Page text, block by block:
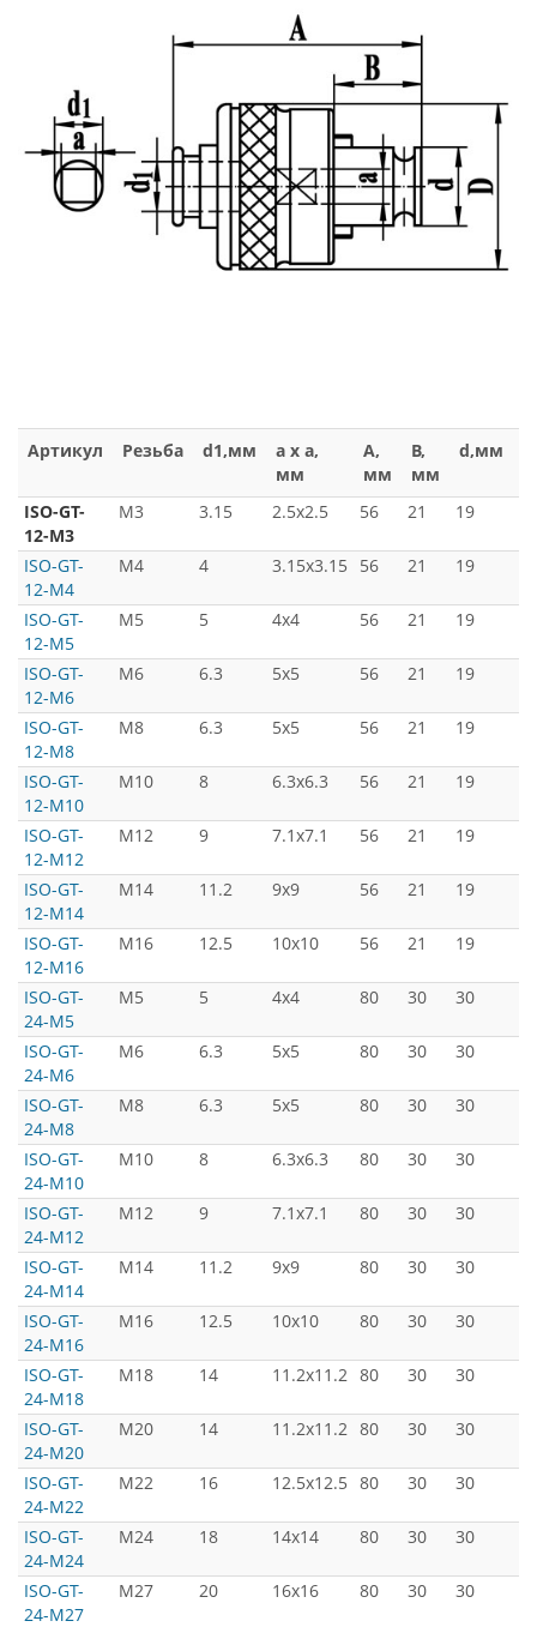
Артикул Резьба d1,мм
a x a,
мм
A,
мм
B,
мм
d,мм
ISO-GT-
12-M3
М3 3.15 2.5x2.5 56 21 19
ISO-GT-
12-M4
M4 4 3.15x3.15 56 21 19
ISO-GT-
12-M5
M5 5 4x4 56 21 19
ISO-GT-
12-M6
M6 6.3 5x5 56 21 19
ISO-GT-
12-M8
M8 6.3 5x5 56 21 19
ISO-GT-
12-M10
M10 8 6.3x6.3 56 21 19
ISO-GT-
12-M12
M12 9 7.1x7.1 56 21 19
ISO-GT-
12-M14
M14 11.2 9x9 56 21 19
ISO-GT-
12-M16
M16 12.5 10x10 56 21 19
ISO-GT-
24-M5
M5 5 4x4 80 30 30
ISO-GT-
24-M6
M6 6.3 5x5 80 30 30
ISO-GT-
24-M8
M8 6.3 5x5 80 30 30
ISO-GT-
24-M10
M10 8 6.3x6.3 80 30 30
ISO-GT-
24-M12
M12 9 7.1x7.1 80 30 30
ISO-GT-
24-M14
M14 11.2 9x9 80 30 30
ISO-GT-
24-M16
M16 12.5 10x10 80 30 30
ISO-GT-
24-M18
M18 14 11.2x11.2 80 30 30
ISO-GT-
24-M20
M20 14 11.2x11.2 80 30 30
ISO-GT-
24-M22
M22 16 12.5x12.5 80 30 30
ISO-GT-
24-M24
M24 18 14x14 80 30 30
ISO-GT-
24-M27
M27 20 16x16 80 30 30